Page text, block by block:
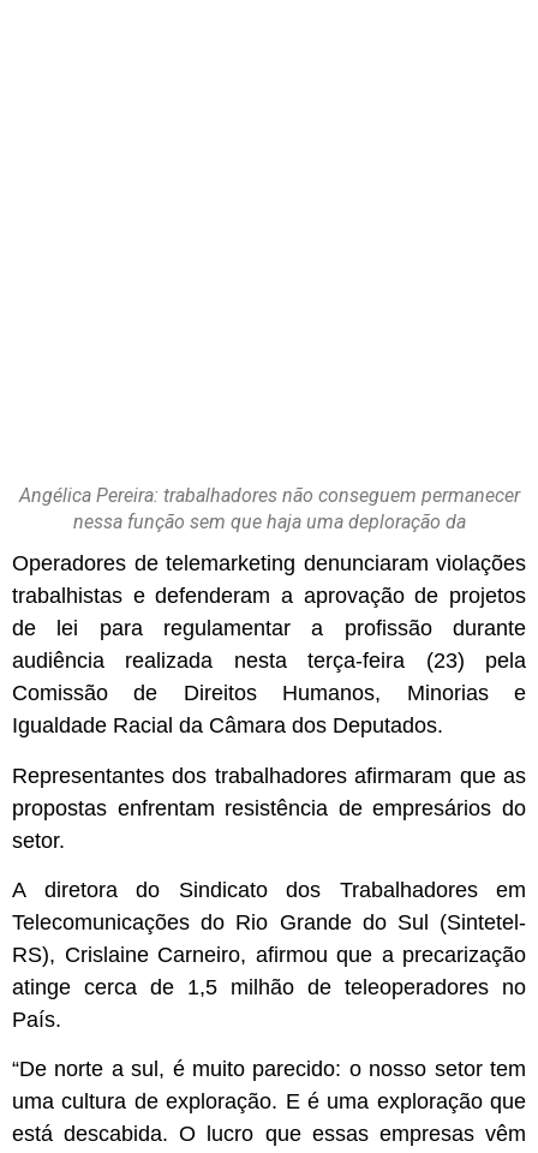
Angélica Pereira: trabalhadores não conseguem permanecer
nessa função sem que haja uma deploração da
Operadores de telemarketing denunciaram violações
trabalhistas e defenderam a aprovação de projetos
de lei para regulamentar a profissão durante
audiência realizada nesta terça-feira (23) pela
Comissão de Direitos Humanos, Minorias e
Igualdade Racial da Câmara dos Deputados.
Representantes dos trabalhadores afirmaram que as
propostas enfrentam resistência de empresários do
setor.
A diretora do Sindicato dos Trabalhadores em
Telecomunicações do Rio Grande do Sul (Sintetel-
RS), Crislaine Carneiro, afirmou que a precarização
atinge cerca de 1,5 milhão de teleoperadores no
País.
“De norte a sul, é muito parecido: o nosso setor tem
uma cultura de exploração. E é uma exploração que
está descabida. O lucro que essas empresas vêm